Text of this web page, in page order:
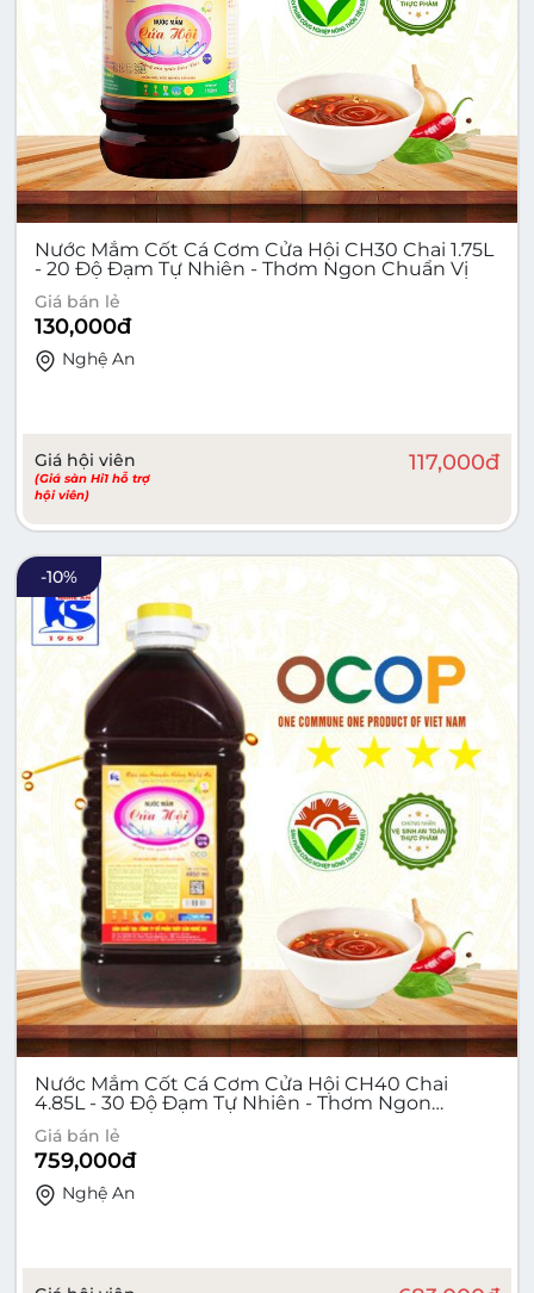
Nước Mắm Cốt Cá Cơm Cửa Hội CH30 Chai 1.75L
- 20 Độ Đạm Tự Nhiên - Thơm Ngon Chuẩn Vị
Giá bán lẻ
130,000đ
Nghệ An
Giá hội viên
(Giá sàn Hi1 hỗ trợ
hội viên)
117,000đ
-10%
Nước Mắm Cốt Cá Cơm Cửa Hội CH40 Chai
4.85L - 30 Độ Đạm Tự Nhiên - Thơm Ngon
Giá bán lẻ
759,000đ
Nghệ An